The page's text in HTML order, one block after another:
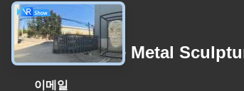
저희와 연락
Wangstone Metal
이메일